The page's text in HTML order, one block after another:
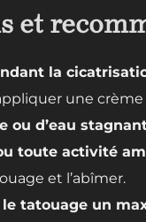
et
la
une
ou d’eau
toute activité
et l’abîmer.
le tatouage un